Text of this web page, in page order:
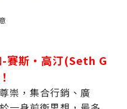
-賽斯‧高汀(Seth G
崇，集合行銷、廣